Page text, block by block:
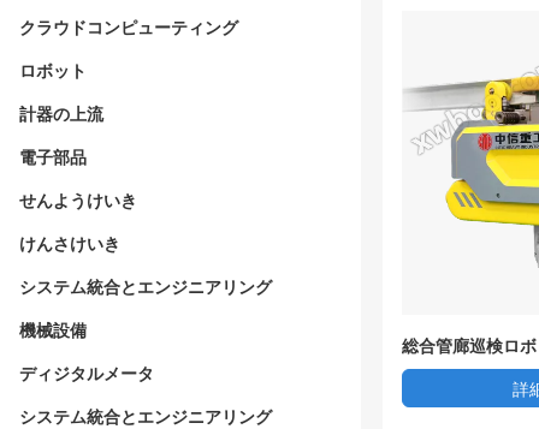
クラウドコンピューティング
ロボット
計器の上流
電子部品
せんようけいき
けんさけいき
システム統合とエンジニアリング
機械設備
ディジタルメータ
システム統合とエンジニアリング
総合管廊巡検ロ
詳